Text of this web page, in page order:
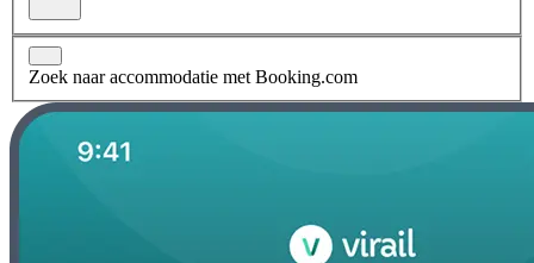
Zoek naar accommodatie met Booking.com